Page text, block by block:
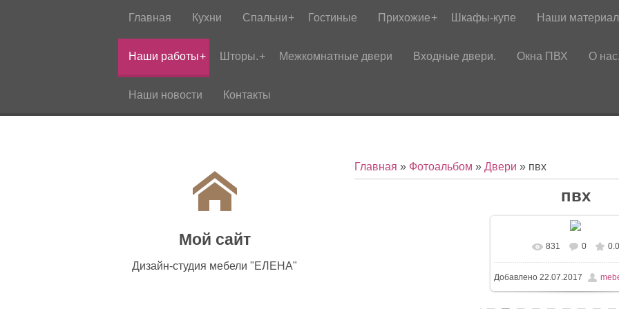
Главная Кухни Спальни Гостиные Прихожие Шкафы-купе Наши
Наши работы Шторы. Межкомнатные двери Входные двери. Окна ПВХ О нас.
Наши новости Контакты
Мой сайт
Дизайн-студия мебели "ЕЛЕНА"
Главная » Фотоальбом » Двери » пвх
пвх
831 0 0.0
Добавлено22.07.2017